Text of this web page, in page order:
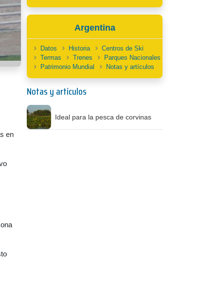
en
Argentina
Datos Historia
Centros de Ski
Termas
Trenes
Parques Nacionales
Patrimonio Mundial
Notas y artículos
Notas y artículos
Ideal para la pesca de corvinas